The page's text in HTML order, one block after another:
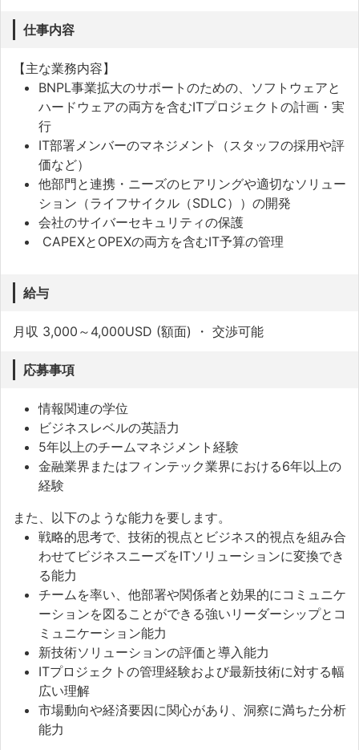
仕事内容
【主な業務内容】
BNPL事業拡大のサポートのための、ソフトウェアと
ハードウェアの両方を含むITプロジェクトの計画・実
行
IT部署メンバーのマネジメント（スタッフの採用や評
価など）
他部門と連携・ニーズのヒアリングや適切なソリュー
ション（ライフサイクル（SDLC））の開発
会社のサイバーセキュリティの保護
CAPEXとOPEXの両方を含むIT予算の管理
給与
月収 3,000～4,000USD (額面) ・ 交渉可能
応募事項
情報関連の学位
ビジネスレベルの英語力
5年以上のチームマネジメント経験
金融業界またはフィンテック業界における6年以上の
経験
また、以下のような能力を要します。
戦略的思考で、技術的視点とビジネス的視点を組み合
わせてビジネスニーズをITソリューションに変換でき
る能力
チームを率い、他部署や関係者と効果的にコミュニケ
ーションを図ることができる強いリーダーシップとコ
ミュニケーション能力
新技術ソリューションの評価と導入能力
ITプロジェクトの管理経験および最新技術に対する幅
広い理解
市場動向や経済要因に関心があり、洞察に満ちた分析
能力